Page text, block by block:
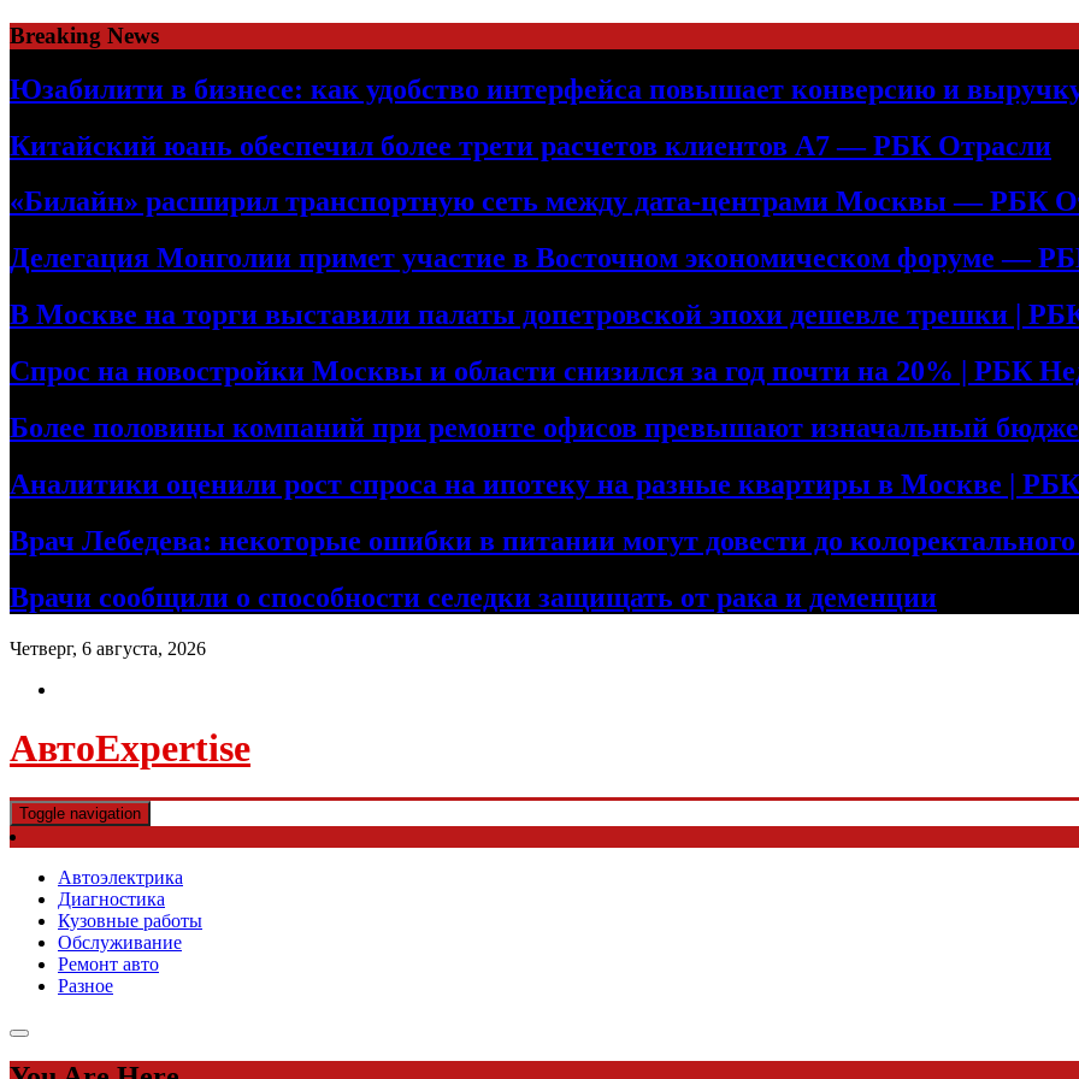
Skip
to
content
Breaking News
Юзабилити в бизнесе: как удобство интерфейса повышает конверсию и
Китайский юань обеспечил более трети расчетов клиентов А7 — РБК Отрасли
«Билайн» расширил транспортную сеть между дата-центрами Москвы — РБК
Делегация Монголии примет участие в Восточном экономическом форуме —
В Москве на торги выставили палаты допетровской эпохи дешевле трешки |
Спрос на новостройки Москвы и области снизился за год почти на 20% | РБК
Более половины компаний при ремонте офисов превышают изначальный
Аналитики оценили рост спроса на ипотеку на разные квартиры в Москве |
Врач Лебедева: некоторые ошибки в питании могут довести до
Врачи сообщили о способности селедки защищать от рака и деменции
Четверг, 6 августа, 2026
АвтоExpertise
Toggle navigation
Автоэлектрика
Диагностика
Кузовные работы
Обслуживание
Ремонт авто
Разное